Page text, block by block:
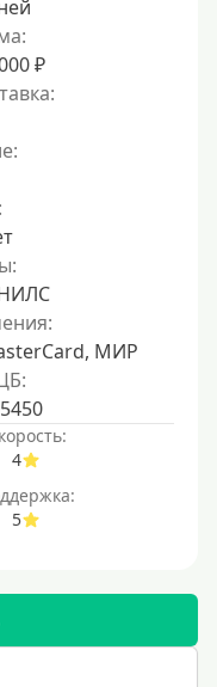
₽
МИР
4
5